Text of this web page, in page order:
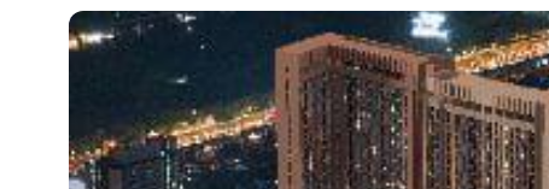
เพิ่มยูนิตเปรียบเทียบ
รายการที่ 1